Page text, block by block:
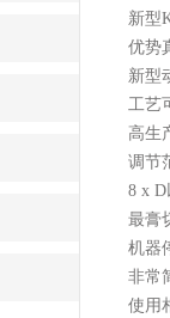
新型
优势
新型
工艺
高生
调节
8 x
最膏
机器
非常
使用